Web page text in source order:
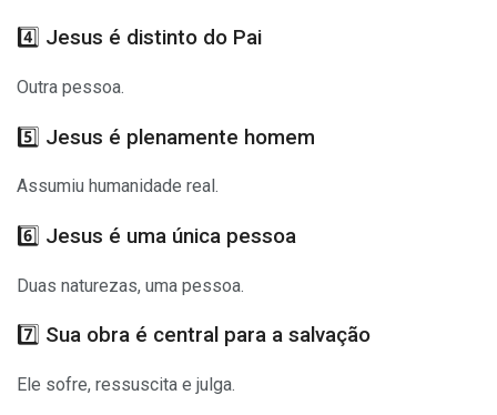
4️⃣ Jesus é distinto do Pai
Outra pessoa.
5️⃣ Jesus é plenamente homem
Assumiu humanidade real.
6️⃣ Jesus é uma única pessoa
Duas naturezas, uma pessoa.
7️⃣ Sua obra é central para a salvação
Ele sofre, ressuscita e julga.